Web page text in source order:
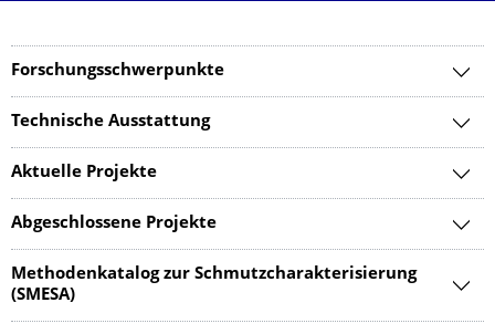
Forschungsschwerpunkte
Technische Ausstattung
Aktuelle Projekte
Abgeschlossene Projekte
Methodenkatalog zur Schmutzcharakterisierung
(SMESA)